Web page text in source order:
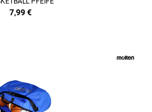
7,99€